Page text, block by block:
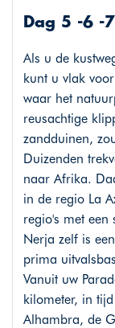
Dag 5 -6 -
Als u de
kunt u vlak
waar het
reusachtige
zandduinen,
Duizenden
naar Afrika.
in de regio La
regio's met een
Nerja zelf is
prima
Vanuit uw
kilometer, in
Alhambra, de